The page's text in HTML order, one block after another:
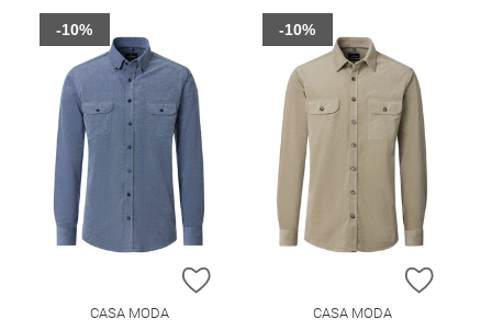
ZUR WUNSCHLISTE HINZUFÜGEN
CASA MODA
-10%
ZUR
CASA MODA
-10%